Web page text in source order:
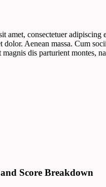
amet, consectetuer adipiscing
dolor. Aenean massa. Cum
magnis dis parturient montes,
and Score Breakdown